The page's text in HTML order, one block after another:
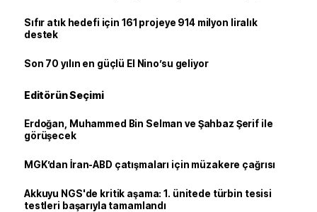
Sıfır atık hedefi için 161 projeye 914 milyon liralık
destek
Son 70 yılın en güçlü El Nino’su geliyor
Editörün Seçimi
Erdoğan, Muhammed Bin Selman ve Şahbaz Şerif ile
görüşecek
MGK’dan İran-ABD çatışmaları için müzakere çağrısı
Akkuyu NGS'de kritik aşama: 1. ünitede türbin tesisi
testleri başarıyla tamamlandı